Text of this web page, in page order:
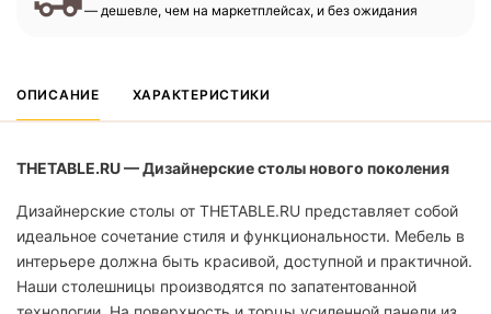
— дешевле, чем на маркетплейсах, и без ожидания
ОПИСАНИЕ ХАРАКТЕРИСТИКИ
THETABLE.RU — Дизайнерские столы нового поколения
Дизайнерские столы от THETABLE.RU представляет собой
идеальное сочетание стиля и функциональности. Мебель в
интерьере должна быть красивой, доступной и практичной.
Наши столешницы производятся по запатентованной